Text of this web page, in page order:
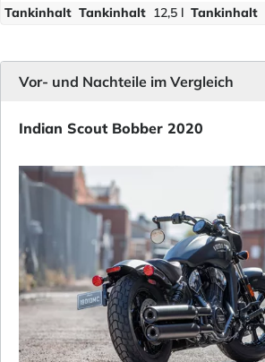
Tankinhalt Tankinhalt 12,5 l Tankinhalt
Vor- und Nachteile im Vergleich
Indian Scout Bobber 2020